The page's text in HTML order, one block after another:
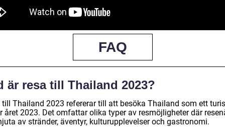
FAQ
är resa till Thailand 2023?
till Thailand 2023 refererar till att besöka Thailand som ett
året 2023. Det omfattar olika typer av resmöjligheter där
av stränder, äventyr, kulturupplevelser och gastronomi.